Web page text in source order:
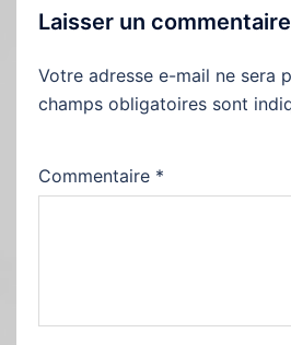
Laisser un commentaire
Votre adresse e-mail ne sera
champs obligatoires sont
Commentaire *